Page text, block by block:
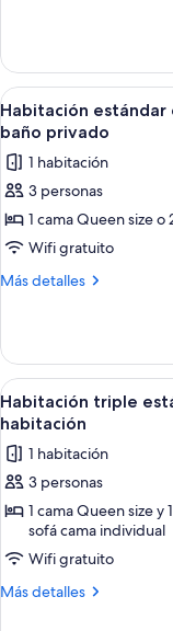
habitación,
bañera
triple
estándar,
1
habitación,
Ver
todas
las
fotos
de
Habitación
estándar
con
doble
o
2
individuales,
baño
privado
4
Habitación estándar
baño privado
1 habitación
3 personas
1 cama Queen size
Wifi gratuito
Más detalles
Más
estándar
con
1
cama
o
2
individuales,
baño
privado
Ver
todas
las
fotos
de
Habitación
triple
estándar,
2
4
Habitación triple
habitación
1 habitación
3 personas
1 cama Queen size y
sofá cama individual
Wifi gratuito
Más detalles
Más